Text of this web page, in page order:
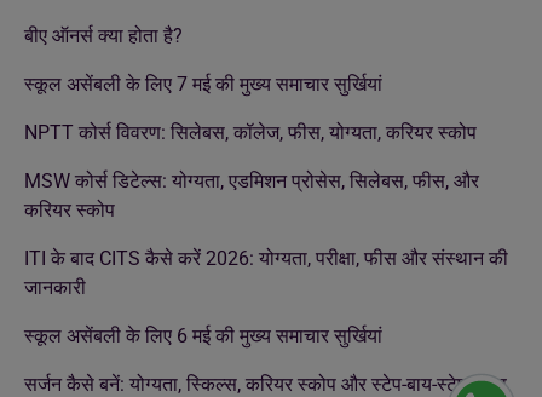
बीए ऑनर्स क्या होता है?
स्कूल असेंबली के लिए 7 मई की मुख्य समाचार सुर्खियां
NPTT कोर्स विवरण: सिलेबस, कॉलेज, फीस, योग्यता, करियर स्कोप
MSW कोर्स डिटेल्स: योग्यता, एडमिशन प्रोसेस, सिलेबस, फीस, और
करियर स्कोप
ITI के बाद CITS कैसे करें 2026: योग्यता, परीक्षा, फीस और संस्थान की
जानकारी
स्कूल असेंबली के लिए 6 मई की मुख्य समाचार सुर्खियां
सर्जन कैसे बनें: योग्यता, स्किल्स, करियर स्कोप और स्टेप-बाय-स्टेप गाइड